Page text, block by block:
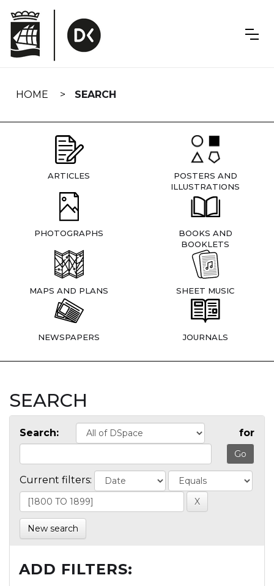
navigation
HOME SEARCH
ARTICLES
POSTERS AND
ILLUSTRATIONS
PHOTOGRAPHS
BOOKS AND
BOOKLETS
MAPS AND PLANS SHEET MUSIC
NEWSPAPERS JOURNALS
SEARCH
Search: for
Current filters:
New search
ADD FILTERS: